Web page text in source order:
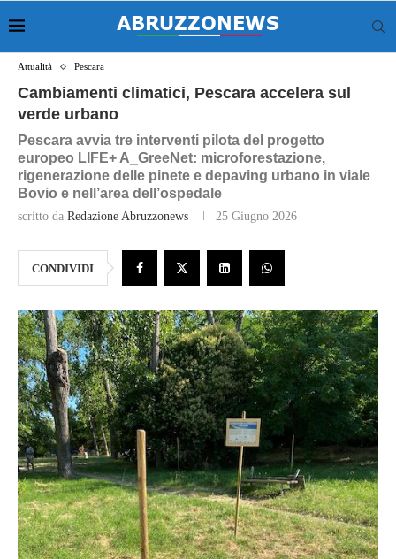
Attualità Pescara
Cambiamenti climatici, Pescara accelera sul
verde urbano
Pescara avvia tre interventi pilota del progetto
europeo LIFE+ A_GreeNet: microforestazione,
rigenerazione delle pinete e depaving urbano in viale
Bovio e nell’area dell’ospedale
scritto da Redazione Abruzzonews 25 Giugno 2026
CONDIVIDI